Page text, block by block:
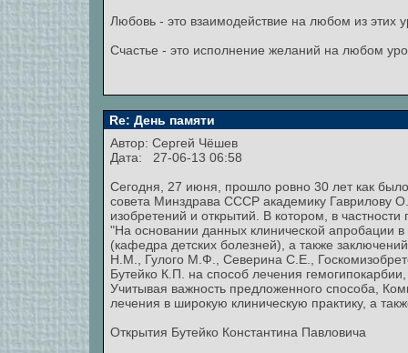
Любовь - это взаимодействие на любом из этих
Счастье - это исполнение желаний на любом
Re: День памяти
Автор: Сергей Чёшев
Дата: 27-06-13 06:58
Сегодня, 27 июня, прошло ровно 30 лет как
совета Минздрава СССР академику Гаврилову
изобретений и открытий. В котором, в частности
"На основании данных клинической апробации
(кафедра детских болезней), а также
Н.М., Гулого М.Ф., Северина С.Е.,
Бутейко К.П. на способ лечения
Учитывая важность предложенного способа,
лечения в широкую клиническую практику, а
Открытия Бутейко Константина Павловича